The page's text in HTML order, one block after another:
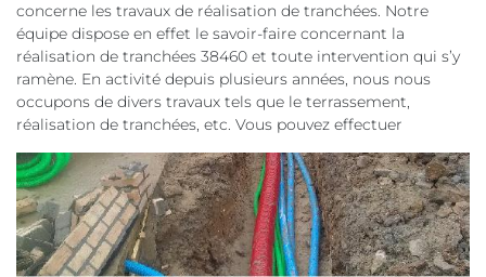
concerne les travaux de réalisation de tranchées. Notre
équipe dispose en effet le savoir-faire concernant la
réalisation de tranchées 38460 et toute intervention qui s’y
ramène. En activité depuis plusieurs années, nous nous
occupons de divers travaux tels que le terrassement,
réalisation de tranchées, etc. Vous pouvez effectuer